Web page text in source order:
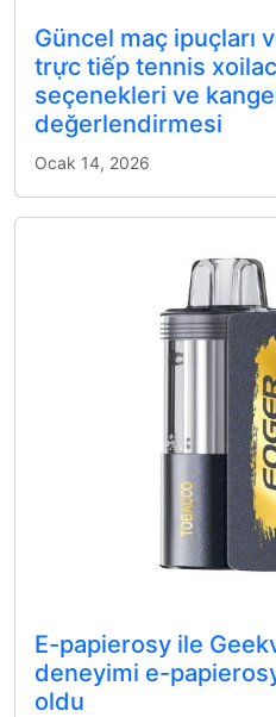
Güncel maç ipuçları
trực tiếp tennis
seçenekleri ve
değerlendirmesi
Ocak 14, 2026
E-papierosy ile
deneyimi e-
oldu